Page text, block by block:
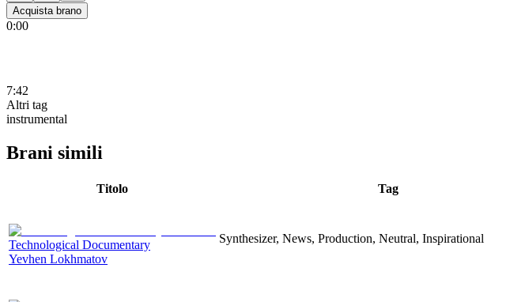
Acquista brano
0:00
7:42
Altri tag
instrumental
Brani simili
Titolo Tag
Technological Documentary
Yevhen Lokhmatov
Synthesizer, News, Production, Neutral, Inspirational